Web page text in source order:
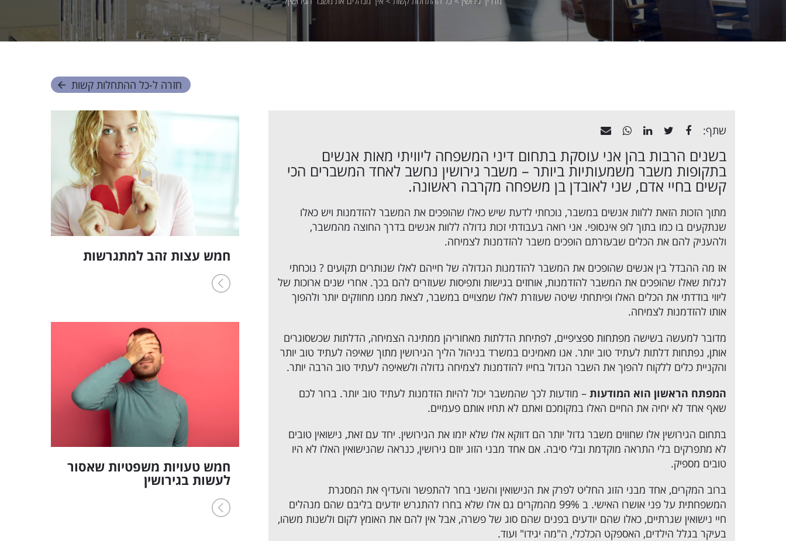
חזרה ל-כל ההתחלות קשות
חמש עצות זהב למתגרשות
חמש טעויות משפטיות שאסור
לעשות בגירושין
שתף:
בשנים הרבות בהן אני עוסקת בתחום דיני המשפחה ליוויתי מאות אנשים
בתקופות משבר משמעותיות ביותר – משבר גירושין נחשב לאחד המשברים הכי
קשים בחיי אדם, שני לאובדן בן משפחה מקרבה ראשונה.
מתוך הזכות הזאת ללוות אנשים במשבר, נוכחתי לדעת שיש כאלו שהופכים את המשבר להזדמנות ויש כאלו
שנתקעים בו כמו בתוך לופ אינסופי. אני רואה בעבודתי זכות גדולה ללוות אנשים בדרך החוצה מהמשבר,
ולהעניק להם את הכלים שבעזרתם הופכים משבר להזדמנות לצמיחה.
אז מה ההבדל בין אנשים שהופכים את המשבר להזדמנות הגדולה של חייהם לאלו שנותרים תקועים ? נוכחתי
לגלות שאלו שהופכים את המשבר להזדמנות, אוחזים בגישות ותפיסות שעוזרים להם בכך. אחרי שנים ארוכות של
ליווי בודדתי את הכלים האלו ופיתחתי שיטה שעוזרת לאלו שמצויים במשבר, לצאת ממנו מחוזקים יותר ולהפוך
אותו להזדמנות לצמיחה.
מדובר למעשה בשישה מפתחות ספציפיים, לפתיחת הדלתות מאחוריהן ממתינה הצמיחה, הדלתות שכשסוגרים
אותן, נפתחות דלתות לעתיד טוב יותר. אנו מאמינים במשרד בניהול הליך הגירושין מתוך שאיפה לעתיד טוב יותר
והקניית כלים ללקוח להפוך את השבר הגדול בחייו להזדמנות לצמיחה גדולה ולשאיפה לעתיד טוב הרבה יותר.
המפתח הראשון הוא המודעות – מודעות לכך שהמשבר יכול להיות הזדמנות לעתיד טוב יותר. ברור לכם
שאף אחד לא יחיה את החיים האלו במקומכם ואתם לא תחיו אותם פעמיים.
בתחום הגירושין אלו שחווים משבר גדול יותר הם דווקא אלו שלא יזמו את הגירושין. יחד עם זאת, נישואין טובים
לא מתפרקים בלי התראה מוקדמת ובלי סיבה. אם אחד מבני הזוג יוזם גירושין, כנראה שהנישואין האלו לא היו
טובים מספיק.
ברוב המקרים, אחד מבני הזוג החליט לפרק את הנישואין והשני בחר להתפשר והעדיף את המסגרת
המשפחתית על פני אושרו האישי. ב 99% מהמקרים גם אלו שלא בחרו להתגרש יודעים בליבם שהם מנהלים
חיי נישואין שגרתיים, כאלו שהם יודעים בפנים שהם סוג של פשרה, אבל אין להם את האומץ לקום ולשנות משהו,
בעיקר בגלל הילדים, האספקט הכלכלי, ה"מה יגידו" ועוד.